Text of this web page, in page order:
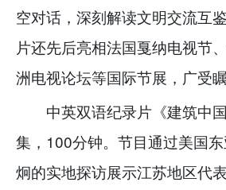
空对话，深刻解读文明交流互
片还先后亮相法国戛纳电视节
洲电视论坛等国际节展，广受瞩
中英双语纪录片《建筑中
集，100分钟。节目通过美国
炯的实地探访展示江苏地区代